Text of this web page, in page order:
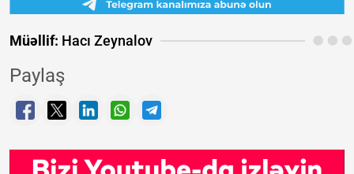
Müəllif: Hacı Zeynalov
Paylaş